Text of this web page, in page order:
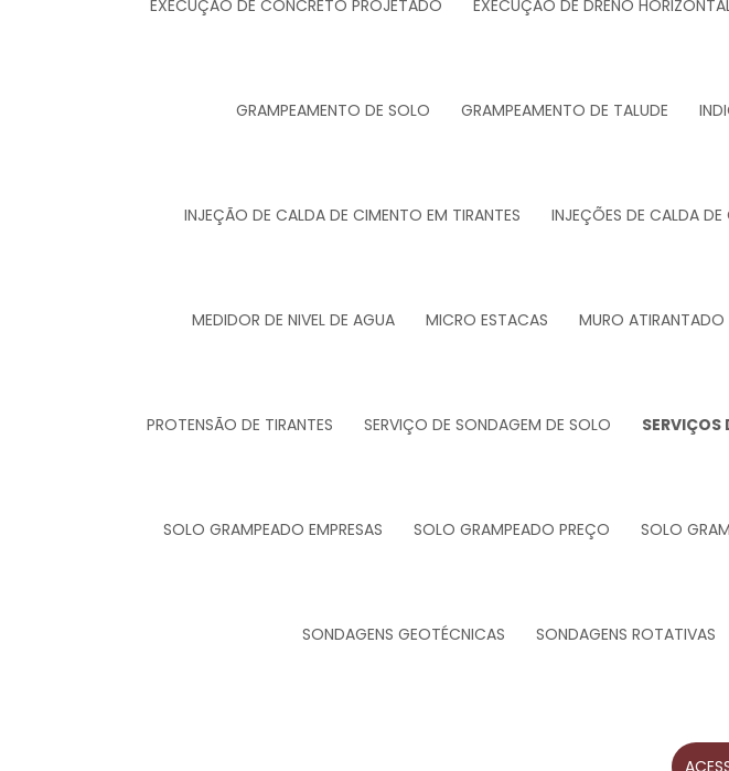
EXECUÇÃO DE CONCRETO PROJETADO EXECUÇÃO DE DRENO
GRAMPEAMENTO DE SOLO GRAMPEAMENTO DE TALUDE
INJEÇÃO DE CALDA DE CIMENTO EM TIRANTES INJEÇÕES DE CALDA
MEDIDOR DE NIVEL DE AGUA MICRO ESTACAS MURO ATIRANTADO
PROTENSÃO DE TIRANTES SERVIÇO DE SONDAGEM DE SOLO SERVIÇOS
SOLO GRAMPEADO EMPRESAS SOLO GRAMPEADO PREÇO SOLO
SONDAGENS GEOTÉCNICAS SONDAGENS ROTATIVAS